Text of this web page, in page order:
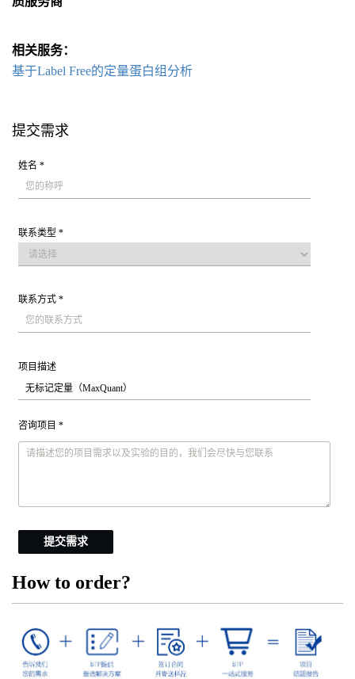
相关服务：
基于Label Free的定量蛋白组分析
提交需求
姓名 *
联系类型 *
联系方式 *
项目描述
咨询项目 *
提交需求
How to order?